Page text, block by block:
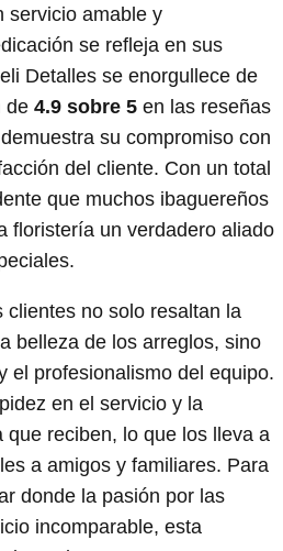
servicio amable y
se refleja en sus
Detalles se enorgullece de
de 4.9 sobre 5 en las reseñas
su compromiso con
del cliente. Con un total
que muchos ibaguereños
floristería un verdadero aliado
clientes no solo resaltan la
belleza de los arreglos, sino
el profesionalismo del equipo.
en el servicio y la
que reciben, lo que los lleva a
a amigos y familiares. Para
donde la pasión por las
incomparable, esta